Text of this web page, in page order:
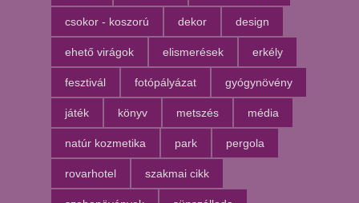
csokor - koszorú dekor design
ehető virágok elismerések erkély
fesztivál fotópályázat gyógynövény
játék könyv metszés média
natúr kozmetika park pergola
rovarhotel szakmai cikk